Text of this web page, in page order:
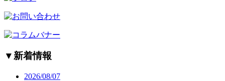
▼新着情報
2026/08/07